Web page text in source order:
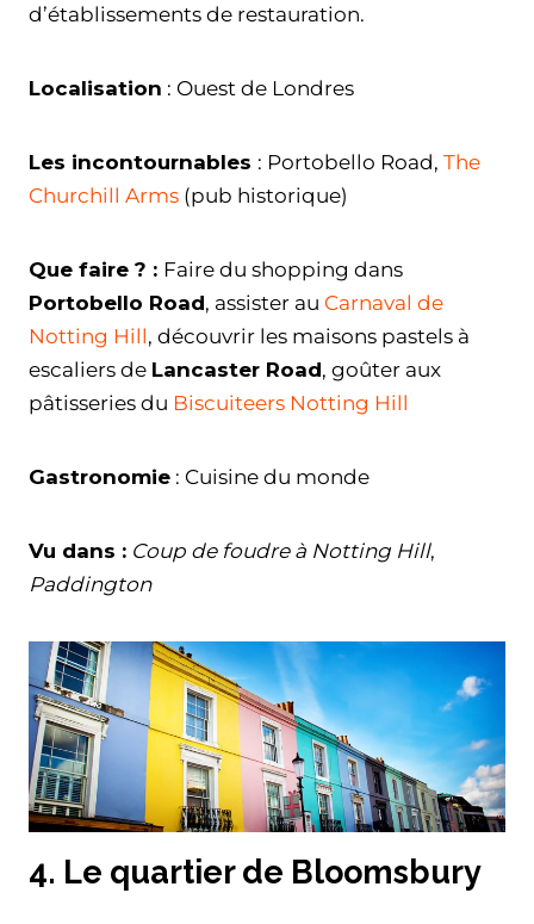
d’établissements de restauration.
Localisation : Ouest de Londres
Les incontournables : Portobello Road, The
Churchill Arms (pub historique)
Que faire ? : Faire du shopping dans
Portobello Road, assister au Carnaval de
Notting Hill, découvrir les maisons pastels à
escaliers de Lancaster Road, goûter aux
pâtisseries du Biscuiteers Notting Hill
Gastronomie : Cuisine du monde
Vu dans : Coup de foudre à Notting Hill,
Paddington
4. Le quartier de Bloomsbury